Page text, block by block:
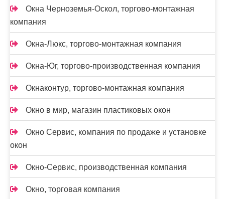
Окна Черноземья-Оскол, торгово-монтажная
компания
Окна-Люкс, торгово-монтажная компания
Окна-Юг, торгово-производственная компания
Окнаконтур, торгово-монтажная компания
Окно в мир, магазин пластиковых окон
Окно Сервис, компания по продаже и установке
окон
Окно-Сервис, производственная компания
Окно, торговая компания